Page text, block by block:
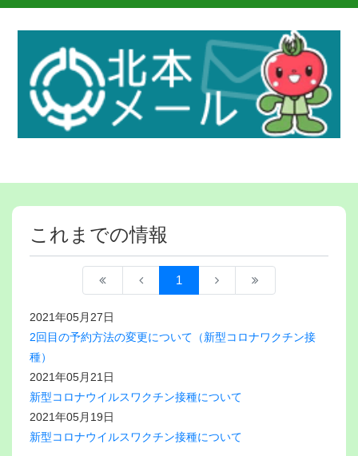
これまでの情報
1
2021年05月27日
2回目の予約方法の変更について（新型コロナワクチン接
種）
2021年05月21日
新型コロナウイルスワクチン接種について
2021年05月19日
新型コロナウイルスワクチン接種について